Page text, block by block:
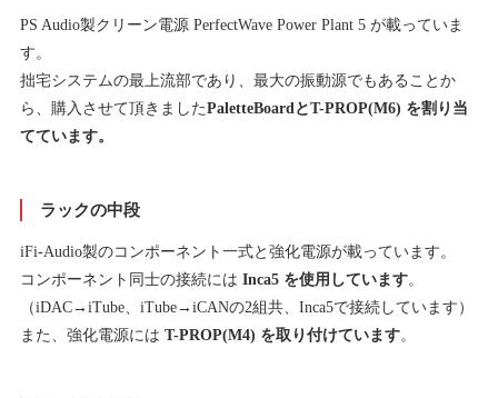
PS Audio製クリーン電源 PerfectWave Power Plant 5 が載っていま
す。
拙宅システムの最上流部であり、最大の振動源でもあることか
ら、購入させて頂きましたPaletteBoardとT-PROP(M6) を割り当
てています。
ラックの中段
iFi-Audio製のコンポーネント一式と強化電源が載っています。
コンポーネント同士の接続には Inca5 を使用しています。
（iDAC→iTube、iTube→iCANの2組共、Inca5で接続しています）
また、強化電源には T-PROP(M4) を取り付けています。